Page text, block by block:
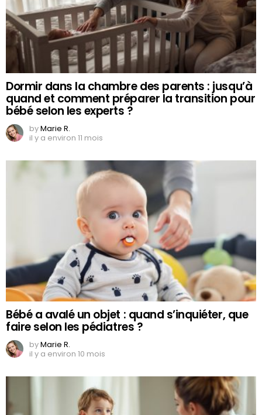
Dormir dans la chambre des parents : jusqu’à
quand et comment préparer la transition pour
bébé selon les experts ?
byMarie R.
il y a environ 11 mois
Bébé a avalé un objet : quand s’inquiéter, que
faire selon les pédiatres ?
byMarie R.
il y a environ 10 mois